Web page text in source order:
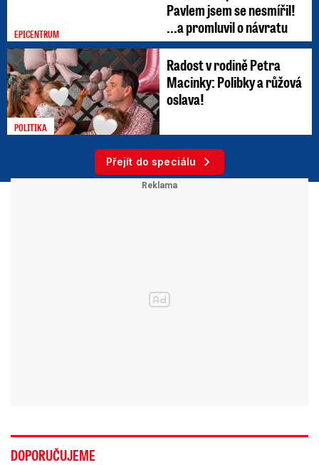
EPICENTRUM
Pavlem jsem se nesmířil!
...a promluvil o návratu
POLITIKA
Radost v rodině Petra
Macinky: Polibky a růžová
oslava!
Přejít do speciálu
DOPORUČUJEME